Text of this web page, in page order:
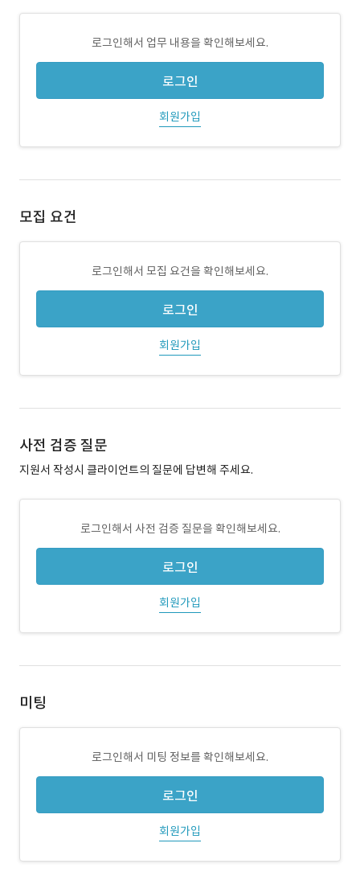
로그인해서 업무 내용을 확인해보세요.
로그인
회원가입
모집 요건
로그인해서 모집 요건을 확인해보세요.
로그인
회원가입
사전 검증 질문
지원서 작성시 클라이언트의 질문에 답변해 주세요.
로그인해서 사전 검증 질문을 확인해보세요.
로그인
회원가입
미팅
로그인해서 미팅 정보를 확인해보세요.
로그인
회원가입